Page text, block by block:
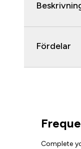
Fördelar
Complete